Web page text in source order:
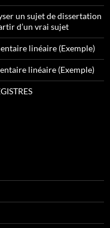
un sujet de dissertation
d’un vrai sujet
linéaire (Exemple)
linéaire (Exemple)